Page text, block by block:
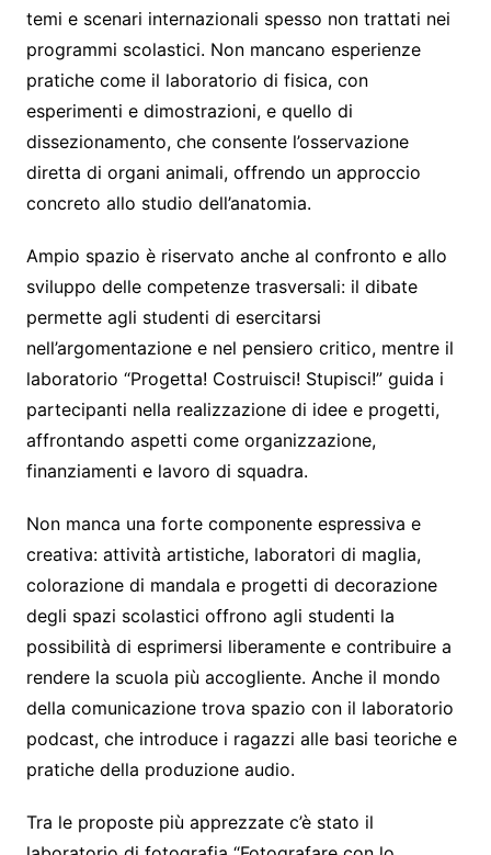
temi e scenari internazionali spesso non trattati nei
programmi scolastici. Non mancano esperienze
pratiche come il laboratorio di fisica, con
esperimenti e dimostrazioni, e quello di
dissezionamento, che consente l’osservazione
diretta di organi animali, offrendo un approccio
concreto allo studio dell’anatomia.
Ampio spazio è riservato anche al confronto e allo
sviluppo delle competenze trasversali: il dibate
permette agli studenti di esercitarsi
nell’argomentazione e nel pensiero critico, mentre il
laboratorio “Progetta! Costruisci! Stupisci!” guida i
partecipanti nella realizzazione di idee e progetti,
affrontando aspetti come organizzazione,
finanziamenti e lavoro di squadra.
Non manca una forte componente espressiva e
creativa: attività artistiche, laboratori di maglia,
colorazione di mandala e progetti di decorazione
degli spazi scolastici offrono agli studenti la
possibilità di esprimersi liberamente e contribuire a
rendere la scuola più accogliente. Anche il mondo
della comunicazione trova spazio con il laboratorio
podcast, che introduce i ragazzi alle basi teoriche e
pratiche della produzione audio.
Tra le proposte più apprezzate c’è stato il